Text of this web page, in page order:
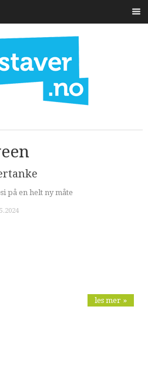
på en helt ny måte
les mer »